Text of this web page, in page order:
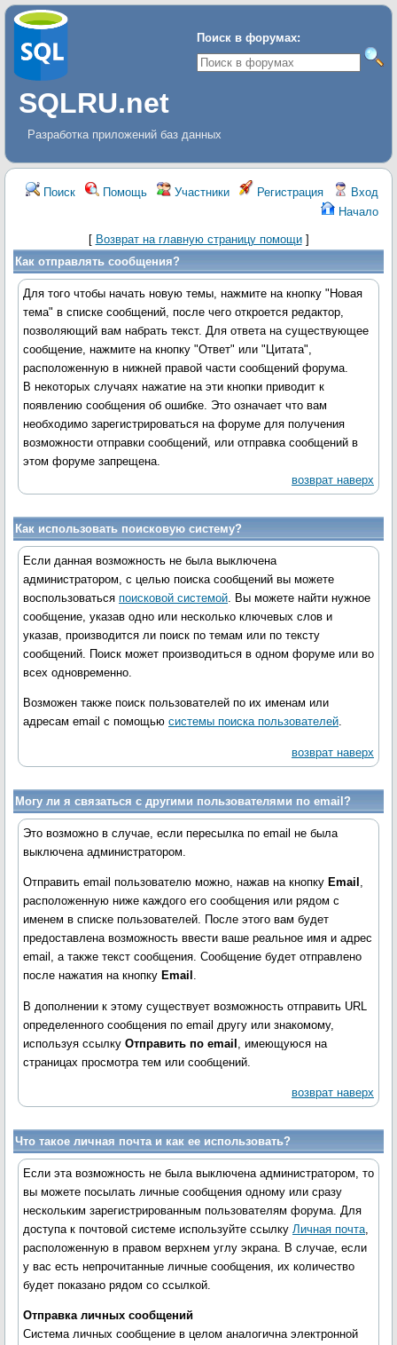
Поиск в форумах:
SQLRU.net
Разработка приложений баз данных
Поиск Помощь Участники Регистрация
Вход
Начало
[ Возврат на главную страницу помощи]
Как отправлять сообщения?
Для того чтобы начать новую темы, нажмите на кнопку "Новая
тема" в списке сообщений, после чего откроется редактор,
позволяющий вам набрать текст. Для ответа на существующее
сообщение, нажмите на кнопку "Ответ" или "Цитата",
расположенную в нижней правой части сообщений форума.
В некоторых случаях нажатие на эти кнопки приводит к
появлению сообщения об ошибке. Это означает что вам
необходимо зарегистрироваться на форуме для получения
возможности отправки сообщений, или отправка сообщений в
этом форуме запрещена.
возврат наверх
Как использовать поисковую систему?
Если данная возможность не была выключена
администратором, с целью поиска сообщений вы можете
воспользоваться поисковой системой. Вы можете найти нужное
сообщение, указав одно или несколько ключевых слов и
указав, производится ли поиск по темам или по тексту
сообщений. Поиск может производиться в одном форуме или во
всех одновременно.
Возможен также поиск пользователей по их именам или
адресам email с помощью системы поиска пользователей.
возврат наверх
Могу ли я связаться с другими пользователями по email?
Это возможно в случае, если пересылка по email не была
выключена администратором.
Отправить email пользователю можно, нажав на кнопку Email ,
расположенную ниже каждого его сообщения или рядом с
именем в списке пользователей. После этого вам будет
предоставлена возможность ввести ваше реальное имя и адрес
email, а также текст сообщения. Сообщение будет отправлено
после нажатия на кнопку Email .
В дополнении к этому существует возможность отправить URL
определенного сообщения по email другу или знакомому,
используя ссылку Отправить по email , имеющуюся на
страницах просмотра тем или сообщений.
возврат наверх
Что такое личная почта и как ее использовать?
Если эта возможность не была выключена администратором, то
вы можете посылать личные сообщения одному или сразу
нескольким зарегистрированным пользователям форума. Для
доступа к почтовой системе используйте ссылку Личная почта,
расположенную в правом верхнем углу экрана. В случае, если
у вас есть непрочитанные личные сообщения, их количество
будет показано рядом со ссылкой.
Отправка личных сообщений
Система личных сообщение в целом аналогична электронной